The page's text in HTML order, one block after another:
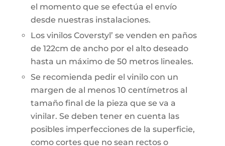
el momento que se efectúa el envío
desde nuestras instalaciones.
Los vinilos Coverstyl’ se venden en paños
de 122cm de ancho por el alto deseado
hasta un máximo de 50 metros lineales.
Se recomienda pedir el vinilo con un
margen de al menos 10 centímetros al
tamaño final de la pieza que se va a
vinilar. Se deben tener en cuenta las
posibles imperfecciones de la superficie,
como cortes que no sean rectos o